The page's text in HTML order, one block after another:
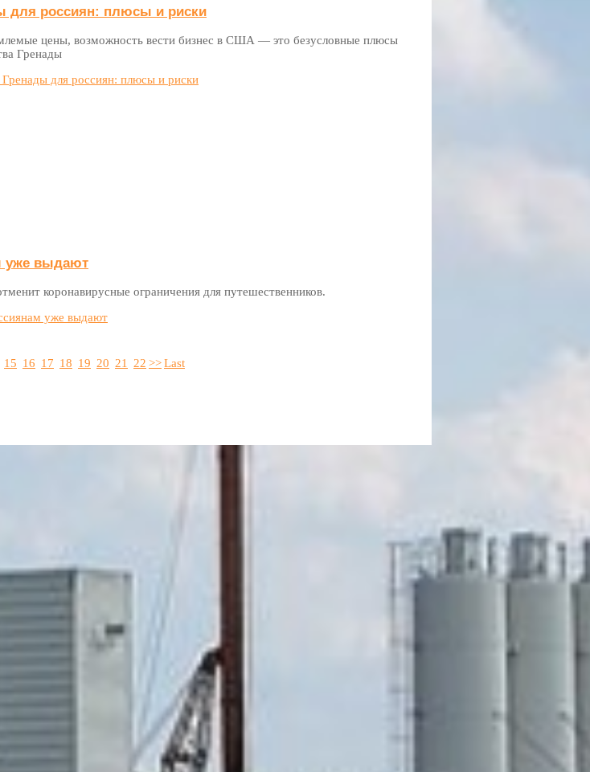
для россиян: плюсы и риски
цены, возможность вести бизнес в США — это безусловные плюсы
Гренады
для россиян: плюсы и риски
уже выдают
коронавирусные ограничения для путешественников.
уже выдают
15 16 17 18 19 20 21 22 >>Last